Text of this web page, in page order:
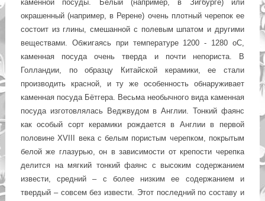
каменной посуды. Белый (например, в Зигбурге) или
окрашенный (например, в Ререне) очень плотный черепок ее
состоит из глины, смешанной с полевым шпатом и другими
веществами. Обжигаясь при температуре 1200 - 1280 оС,
каменная посуда очень тверда и почти непориста. В
Голландии, по образцу Китайской керамики, ее стали
производить красной, и ту же особенность обнаруживает
каменная посуда Бётгера. Весьма необычного вида каменная
посуда изготовлялась Веджвудом в Англии. Тонкий фаянс
как особый сорт керамики рождается в Англии в первой
половине XVIII века с белым пористым черепком, покрытым
белой же глазурью, он в зависимости от крепости черепка
делится на мягкий тонкий фаянс с высоким содержанием
извести, средний – с более низким ее содержанием и
твердый – совсем без извести. Этот последний по составу и